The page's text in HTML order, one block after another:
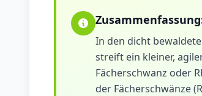
In den dicht
streift ein kleiner,
Fächerschwanz oder
der Fächerschwänze